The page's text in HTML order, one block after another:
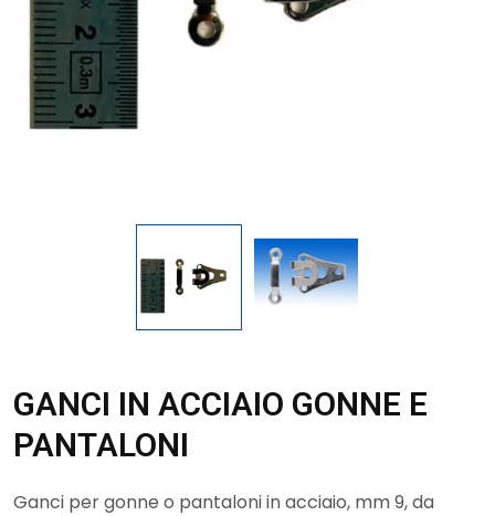
GANCI IN ACCIAIO GONNE E
PANTALONI
Ganci per gonne o pantaloni in acciaio, mm 9, da